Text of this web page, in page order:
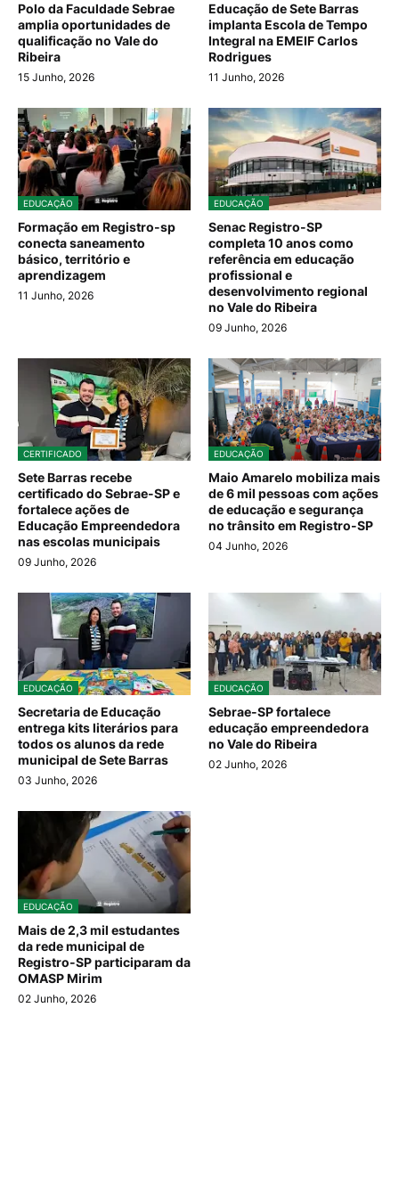
Polo da Faculdade Sebrae
amplia oportunidades de
qualificação no Vale do
Ribeira
15 Junho, 2026
Educação de Sete Barras
implanta Escola de Tempo
Integral na EMEIF Carlos
Rodrigues
11 Junho, 2026
EDUCAÇÃO
Formação em Registro-sp
conecta saneamento
básico, território e
aprendizagem
11 Junho, 2026
EDUCAÇÃO
Senac Registro-SP
completa 10 anos como
referência em educação
profissional e
desenvolvimento regional
no Vale do Ribeira
09 Junho, 2026
CERTIFICADO
Sete Barras recebe
certificado do Sebrae-SP e
fortalece ações de
Educação Empreendedora
nas escolas municipais
09 Junho, 2026
EDUCAÇÃO
Maio Amarelo mobiliza mais
de 6 mil pessoas com ações
de educação e segurança
no trânsito em Registro-SP
04 Junho, 2026
EDUCAÇÃO
Secretaria de Educação
entrega kits literários para
todos os alunos da rede
municipal de Sete Barras
03 Junho, 2026
EDUCAÇÃO
Sebrae-SP fortalece
educação empreendedora
no Vale do Ribeira
02 Junho, 2026
EDUCAÇÃO
Mais de 2,3 mil estudantes
da rede municipal de
Registro-SP participaram da
OMASP Mirim
02 Junho, 2026